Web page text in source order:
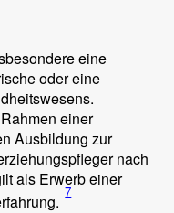
eine
oder eine
einer
Ausbildung zur
nach
als Erwerb einer
7